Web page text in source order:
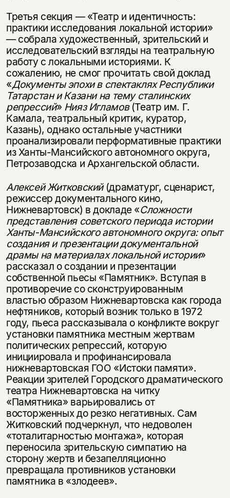
Третья секция — «Театр и идентичность:
практики исследования локальной истории»
— собрала художественный, зрительский и
исследовательский взгляды на театральную
работу с локальными историями. К
сожалению, не смог прочитать свой доклад
«Документы эпохи в спектаклях Республики
Татарстан и Казани на тему сталинских
репрессий» Нияз Игламов(Театр им. Г.
Камала, театральный критик, куратор,
Казань), однако остальные участники
проанализировали перформативные практики
из Ханты-Мансийского автономного округа,
Петрозаводска и Архангельской области.
Алексей Житковский(драматург, сценарист,
режиссер документального кино,
Нижневартовск) в докладе «Сложности
представления советского периода истории
Ханты-Мансийского автономного округа: опыт
создания и презентации документальной
драмы на материалах локальной истории»
рассказал о создании и презентации
собственной пьесы «Памятник». Вступая в
противоречие со сконструированным
властью образом Нижневартовска как города
нефтяников, который возник только в 1972
году, пьеса рассказывала о конфликте вокруг
установки памятника местным жертвам
политических репрессий, которую
инициировала и профинансировала
нижневартовская ГОО «Истоки памяти».
Реакции зрителей Городского драматического
театра Нижневартовска на читку
«Памятника» варьировались от
восторженных до резко негативных. Сам
Житковский подчеркнул, что недоволен
«тоталитарностью монтажа», которая
переносила зрительскую симпатию на
сторону жертв и безапелляционно
превращала противников установки
памятника в «злодеев».